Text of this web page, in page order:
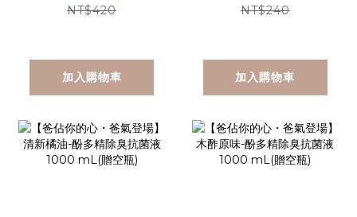
NT$420
加入購物車
液 1000 mL(贈空
NT$240
加入購物車